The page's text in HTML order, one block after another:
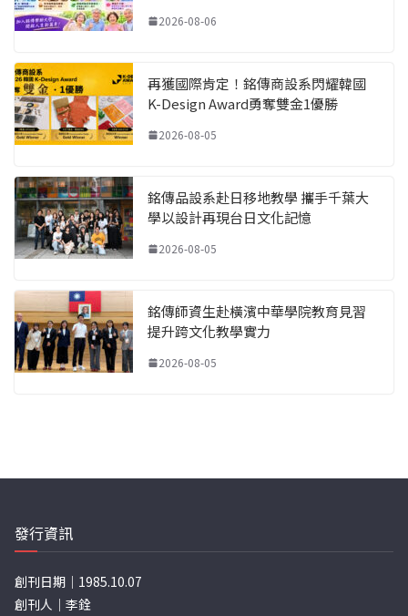
2026-08-06
再獲國際肯定！銘傳商設系閃耀韓國
K-Design Award勇奪雙金1優勝
2026-08-05
銘傳品設系赴日移地教學 攜手千葉大
學以設計再現台日文化記憶
2026-08-05
銘傳師資生赴橫濱中華學院教育見習
提升跨文化教學實力
2026-08-05
發行資訊
創刊日期｜1985.10.07
創刊人｜李銓